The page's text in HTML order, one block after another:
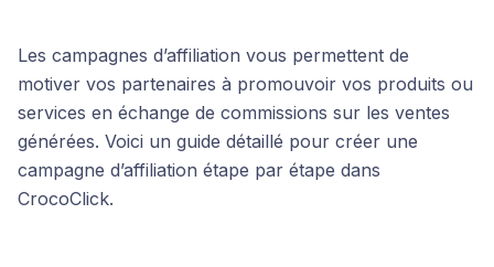
Les campagnes d’affiliation vous permettent de
motiver vos partenaires à promouvoir vos produits ou
services en échange de commissions sur les ventes
générées. Voici un guide détaillé pour créer une
campagne d’affiliation étape par étape dans
CrocoClick.